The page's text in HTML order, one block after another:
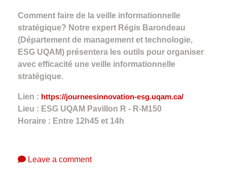
Comment faire de la veille informationnelle
stratégique? Notre expert Régis Barondeau
(Département de management et technologie,
ESG UQAM) présentera les outils pour organiser
avec efficacité une veille informationnelle
stratégique.
Lien : https://journeesinnovation-esg.uqam.ca/
Lieu : ESG UQAM Pavillon R - R-M150
Horaire : Entre 12h45 et 14h
Leave a comment